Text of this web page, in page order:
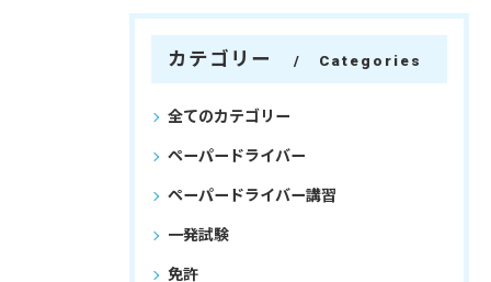
カテゴリー Categories
全てのカテゴリー
ペーパードライバー
ペーパードライバー講習
一発試験
免許